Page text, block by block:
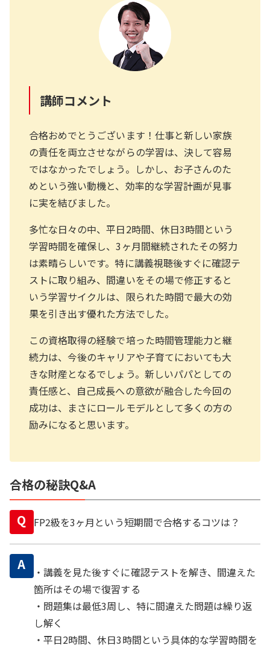
講師コメント
合格おめでとうございます！仕事と新しい家族
の責任を両立させながらの学習は、決して容易
ではなかったでしょう。しかし、お子さんのた
めという強い動機と、効率的な学習計画が見事
に実を結びました。
多忙な日々の中、平日2時間、休日3時間という
学習時間を確保し、3ヶ月間継続されたその努力
は素晴らしいです。特に講義視聴後すぐに確認テ
ストに取り組み、間違いをその場で修正すると
いう学習サイクルは、限られた時間で最大の効
果を引き出す優れた方法でした。
この資格取得の経験で培った時間管理能力と継
続力は、今後のキャリアや子育てにおいても大
きな財産となるでしょう。新しいパパとしての
責任感と、自己成長への意欲が融合した今回の
成功は、まさにロールモデルとして多くの方の
励みになると思います。
合格の秘訣Q&A
Q FP2級を3ヶ月という短期間で合格するコツは？
A
・講義を見た後すぐに確認テストを解き、間違えた
箇所はその場で復習する
・問題集は最低3周し、特に間違えた問題は繰り返
し解く
・平日2時間、休日3時間という具体的な学習時間を